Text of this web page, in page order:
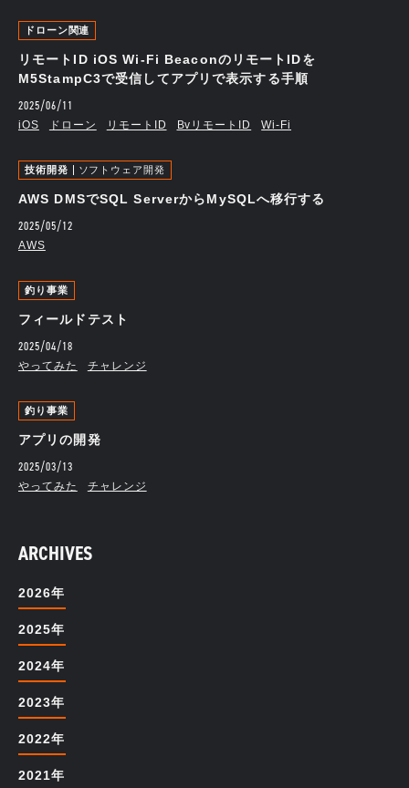
ドローン関連
リモートID iOS Wi-Fi BeaconのリモートIDを
M5StampC3で受信してアプリで表示する手順
2025/06/11
iOS ドローン リモートID BvリモートID Wi-Fi
技術開発 ソフトウェア開発
AWS DMSでSQL ServerからMySQLへ移行する
2025/05/12
AWS
釣り事業
フィールドテスト
2025/04/18
やってみた チャレンジ
釣り事業
アプリの開発
2025/03/13
やってみた チャレンジ
ARCHIVES
2026年
2025年
2024年
2023年
2022年
2021年